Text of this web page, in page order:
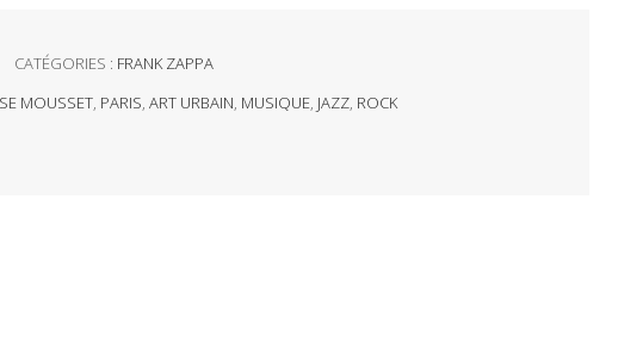
CATÉGORIES : FRANK ZAPPA
MOUSSET, PARIS, ART URBAIN, MUSIQUE, JAZZ, ROCK